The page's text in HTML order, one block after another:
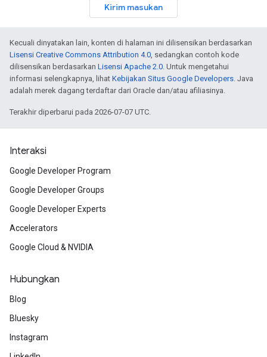
Kirim masukan
Kecuali dinyatakan lain, konten di halaman ini dilisensikan berdasarkan
Lisensi Creative Commons Attribution 4.0, sedangkan contoh kode
dilisensikan berdasarkan Lisensi Apache 2.0. Untuk mengetahui
informasi selengkapnya, lihat Kebijakan Situs Google Developers. Java
adalah merek dagang terdaftar dari Oracle dan/atau afiliasinya.
Terakhir diperbarui pada 2026-07-07 UTC.
Interaksi
Google Developer Program
Google Developer Groups
Google Developer Experts
Accelerators
Google Cloud & NVIDIA
Hubungkan
Blog
Bluesky
Instagram